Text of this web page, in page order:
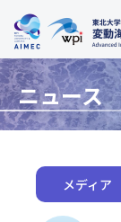
ニュース
メディア